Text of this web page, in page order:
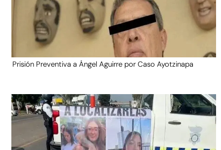
Prisión Preventiva a Ángel Aguirre por Caso Ayotzinapa